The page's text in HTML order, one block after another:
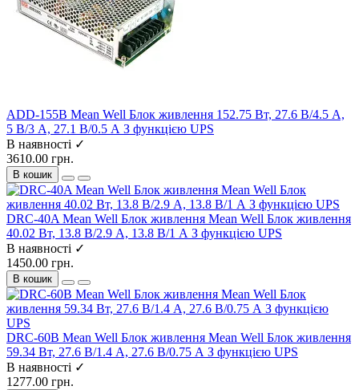
ADD-155B Mean Well Блок живлення 152.75 Вт, 27.6 В/4.5 А,
5 В/3 А, 27.1 В/0.5 А З функцією UPS
В наявності ✓
3610.00 грн.
В кошик
DRC-40A Mean Well Блок живлення Mean Well Блок живлення
40.02 Вт, 13.8 В/2.9 А, 13.8 В/1 А З функцією UPS
В наявності ✓
1450.00 грн.
В кошик
DRC-60B Mean Well Блок живлення Mean Well Блок живлення
59.34 Вт, 27.6 В/1.4 А, 27.6 В/0.75 А З функцією UPS
В наявності ✓
1277.00 грн.